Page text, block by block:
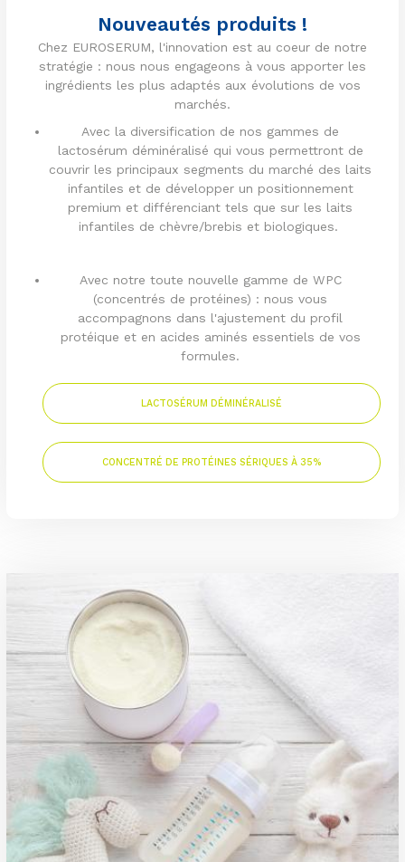
Nouveautés produits !
Chez EUROSERUM, l'innovation est au coeur de notre
stratégie : nous nous engageons à vous apporter les
ingrédients les plus adaptés aux évolutions de vos
marchés.
Avec la diversification de nos gammes de
lactosérum déminéralisé qui vous permettront de
couvrir les principaux segments du marché des laits
infantiles et de développer un positionnement
premium et différenciant tels que sur les laits
infantiles de chèvre/brebis et biologiques.
Avec notre toute nouvelle gamme de WPC
(concentrés de protéines) : nous vous
accompagnons dans l'ajustement du profil
protéique et en acides aminés essentiels de vos
formules.
LACTOSÉRUM DÉMINÉRALISÉ
CONCENTRÉ DE PROTÉINES SÉRIQUES À 35%